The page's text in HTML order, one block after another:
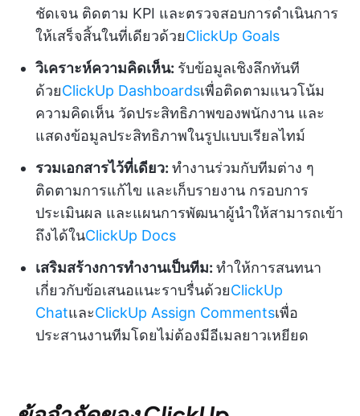
ชัดเจน ติดตาม KPI และตรวจสอบการดำเนินการ
ให้เสร็จสิ้นในที่เดียวด้วยClickUp Goals
วิเคราะห์ความคิดเห็น: รับข้อมูลเชิงลึกทันที
ด้วยClickUp Dashboardsเพื่อติดตามแนวโน้ม
ความคิดเห็น วัดประสิทธิภาพของพนักงาน และ
แสดงข้อมูลประสิทธิภาพในรูปแบบเรียลไทม์
รวมเอกสารไว้ที่เดียว: ทำงานร่วมกับทีมต่าง ๆ
ติดตามการแก้ไข และเก็บรายงาน กรอบการ
ประเมินผล และแผนการพัฒนาผู้นำให้สามารถเข้า
ถึงได้ในClickUp Docs
เสริมสร้างการทำงานเป็นทีม: ทำให้การสนทนา
เกี่ยวกับข้อเสนอแนะราบรื่นด้วยClickUp
ChatและClickUp Assign Commentsเพื่อ
ประสานงานทีมโดยไม่ต้องมีอีเมลยาวเหยียด